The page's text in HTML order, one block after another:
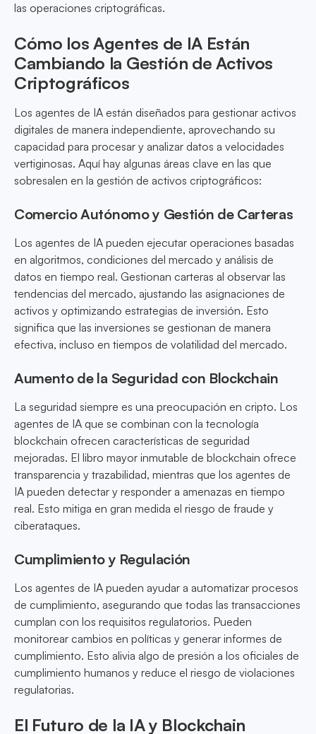
las operaciones criptográficas.
Cómo los Agentes de IA Están
Cambiando la Gestión de Activos
Criptográficos
Los agentes de IA están diseñados para gestionar activos
digitales de manera independiente, aprovechando su
capacidad para procesar y analizar datos a velocidades
vertiginosas. Aquí hay algunas áreas clave en las que
sobresalen en la gestión de activos criptográficos:
Comercio Autónomo y Gestión de Carteras
Los agentes de IA pueden ejecutar operaciones basadas
en algoritmos, condiciones del mercado y análisis de
datos en tiempo real. Gestionan carteras al observar las
tendencias del mercado, ajustando las asignaciones de
activos y optimizando estrategias de inversión. Esto
significa que las inversiones se gestionan de manera
efectiva, incluso en tiempos de volatilidad del mercado.
Aumento de la Seguridad con Blockchain
La seguridad siempre es una preocupación en cripto. Los
agentes de IA que se combinan con la tecnología
blockchain ofrecen características de seguridad
mejoradas. El libro mayor inmutable de blockchain ofrece
transparencia y trazabilidad, mientras que los agentes de
IA pueden detectar y responder a amenazas en tiempo
real. Esto mitiga en gran medida el riesgo de fraude y
ciberataques.
Cumplimiento y Regulación
Los agentes de IA pueden ayudar a automatizar procesos
de cumplimiento, asegurando que todas las transacciones
cumplan con los requisitos regulatorios. Pueden
monitorear cambios en políticas y generar informes de
cumplimiento. Esto alivia algo de presión a los oficiales de
cumplimiento humanos y reduce el riesgo de violaciones
regulatorias.
El Futuro de la IA y Blockchain